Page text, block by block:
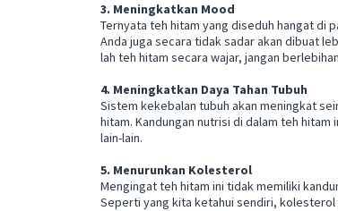
3. Meningkatkan Mood
Ternyata teh hitam yang diseduh hangat di
Anda juga secara tidak sadar akan dibuat
lah teh hitam secara wajar, jangan
4. Meningkatkan Daya Tahan Tubuh
Sistem kekebalan tubuh akan meningkat
hitam. Kandungan nutrisi di dalam teh
lain-lain.
5. Menurunkan Kolesterol
Mengingat teh hitam ini tidak memiliki
Seperti yang kita ketahui sendiri,